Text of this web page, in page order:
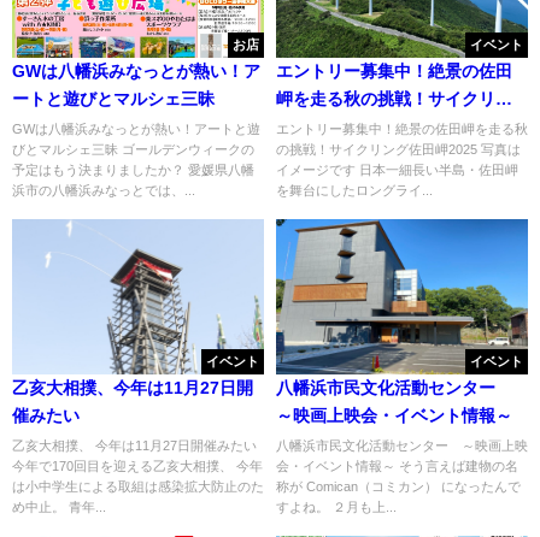
お店
GWは八幡浜みなっとが熱い！ア
ートと遊びとマルシェ三昧
GWは八幡浜みなっとが熱い！アートと遊
びとマルシェ三昧 ゴールデンウィークの
予定はもう決まりましたか？ 愛媛県八幡
浜市の八幡浜みなっとでは、...
イベント
エントリー募集中！絶景の佐田
岬を走る秋の挑戦！サイクリン
グ佐田岬2025
エントリー募集中！絶景の佐田岬を走る秋
の挑戦！サイクリング佐田岬2025 写真は
イメージです 日本一細長い半島・佐田岬
を舞台にしたロングライ...
イベント
乙亥大相撲、今年は11月27日開
催みたい
乙亥大相撲、 今年は11月27日開催みたい
今年で170回目を迎える乙亥大相撲、 今年
は小中学生による取組は感染拡大防止のた
め中止。 青年...
イベント
八幡浜市民文化活動センター
～映画上映会・イベント情報～
八幡浜市民文化活動センター ～映画上映
会・イベント情報～ そう言えば建物の名
称が Comican（コミカン） になったんで
すよね。 ２月も上...